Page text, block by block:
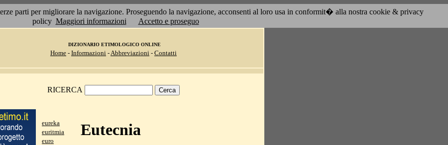
parti per migliorare la navigazione. Proseguendo la navigazione, acconsenti al loro usa in conformit� alla nostra cookie & privacy
policy Maggiori informazioni Accetto e proseguo
DIZIONARIO ETIMOLOGICO ONLINE
Home - Informazioni -Abbreviazioni - Contatti
RICERCA
eureka
euritmia
euro
Eutecnia